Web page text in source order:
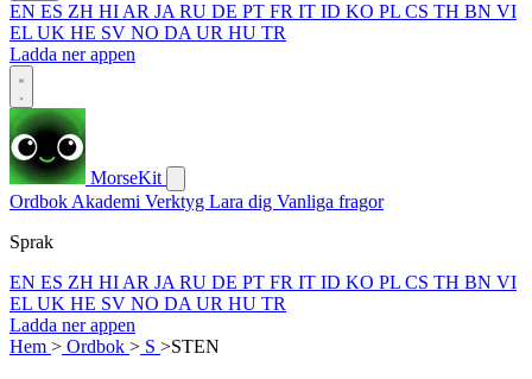
EN ES ZH HI AR JA RU DE PT FR IT ID KO PL CS TH BN VI
EL UK HE SV NO DA UR HU TR
Ladda ner appen
MorseKit
Ordbok Akademi Verktyg Lara dig Vanliga fragor
Sprak
EN ES ZH HI AR JA RU DE PT FR IT ID KO PL CS TH BN VI
EL UK HE SV NO DA UR HU TR
Ladda ner appen
Hem > Ordbok > S >STEN